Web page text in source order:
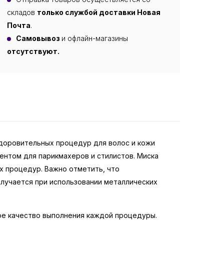
складов только службой доставки Новая
Почта.
Самовывоз и офлайн-магазины
отсутствуют.
процедур для волос и кожи
для парикмахеров и стилистов. Миска
процедур. Важно отметить, что
при использовании металлических
качество выполнения каждой процедуры.